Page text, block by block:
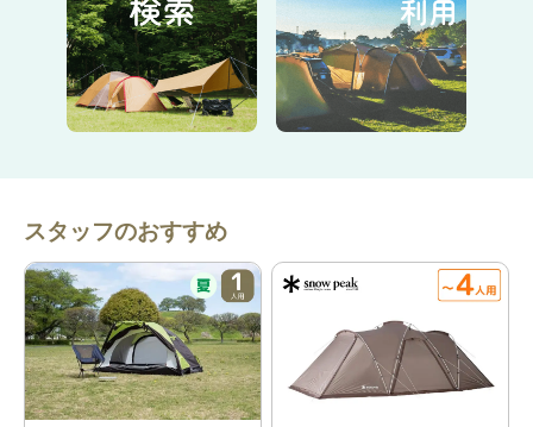
詳細情報
収納ケース 本体サイズ：約
W540×D340×H215cm 重量：約16kg
最大対応人数：4人
チェア：3脚
［FDチェアワイド RD／スノーピー
ク］ 本体サイズ：約59.5×58×84cm 重
量：約3.6kg（1つあたり）
スタッフのおすすめ